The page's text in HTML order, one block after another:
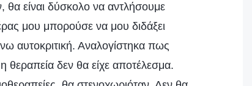
θα είναι δύσκολο να αντλήσουμε
μου μπορούσε να μου διδάξει
αυτοκριτική. Αναλογίστηκα πως
θεραπεία δεν θα είχε αποτέλεσμα.